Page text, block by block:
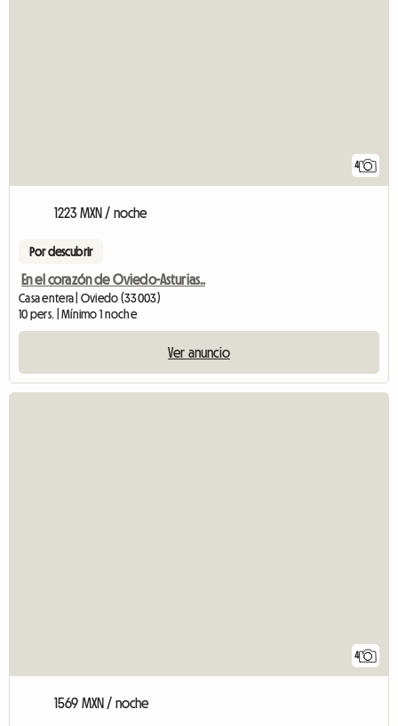
4
1223 MXN / noche
Por descubrir
En el corazón de Oviedo-Asturias..
Casa entera | Oviedo (33003)
10 pers. | Mínimo 1 noche
Ver anuncio
4
1569 MXN / noche